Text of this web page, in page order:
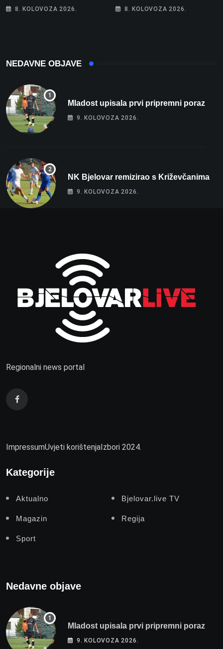
samo 4 eura, a osvojio
8. KOLOVOZA 2026.
Šestero osoba teško
8. KOLOVOZA 2026.
NEDAVNE OBJAVE
Mladost upisala prvi pripremni poraz
9. KOLOVOZA 2026.
NK Bjelovar remizirao s Križevčanima
9. KOLOVOZA 2026.
Regionalni news portal
ImpressumUvjeti korištenjaIzbori 2024.
Kategorije
Aktualno Bjelovar.live TV
Magazin Regija
Sport
Nedavne objave
Mladost upisala prvi pripremni poraz
9. KOLOVOZA 2026.